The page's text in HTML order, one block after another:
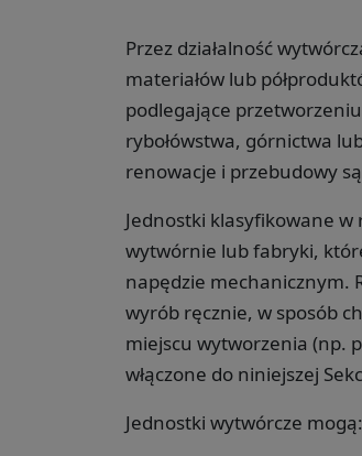
Przez działalność
materiałów lub
podlegające
rybołówstwa, górnictwa
renowacje i przebudowy
Jednostki klasyfikowane w
wytwórnie lub fabryki,
napędzie mechanicznym.
wyrób ręcznie, w sposób
miejscu wytworzenia (np.
włączone do niniejszej
Jednostki wytwórcze mogą: